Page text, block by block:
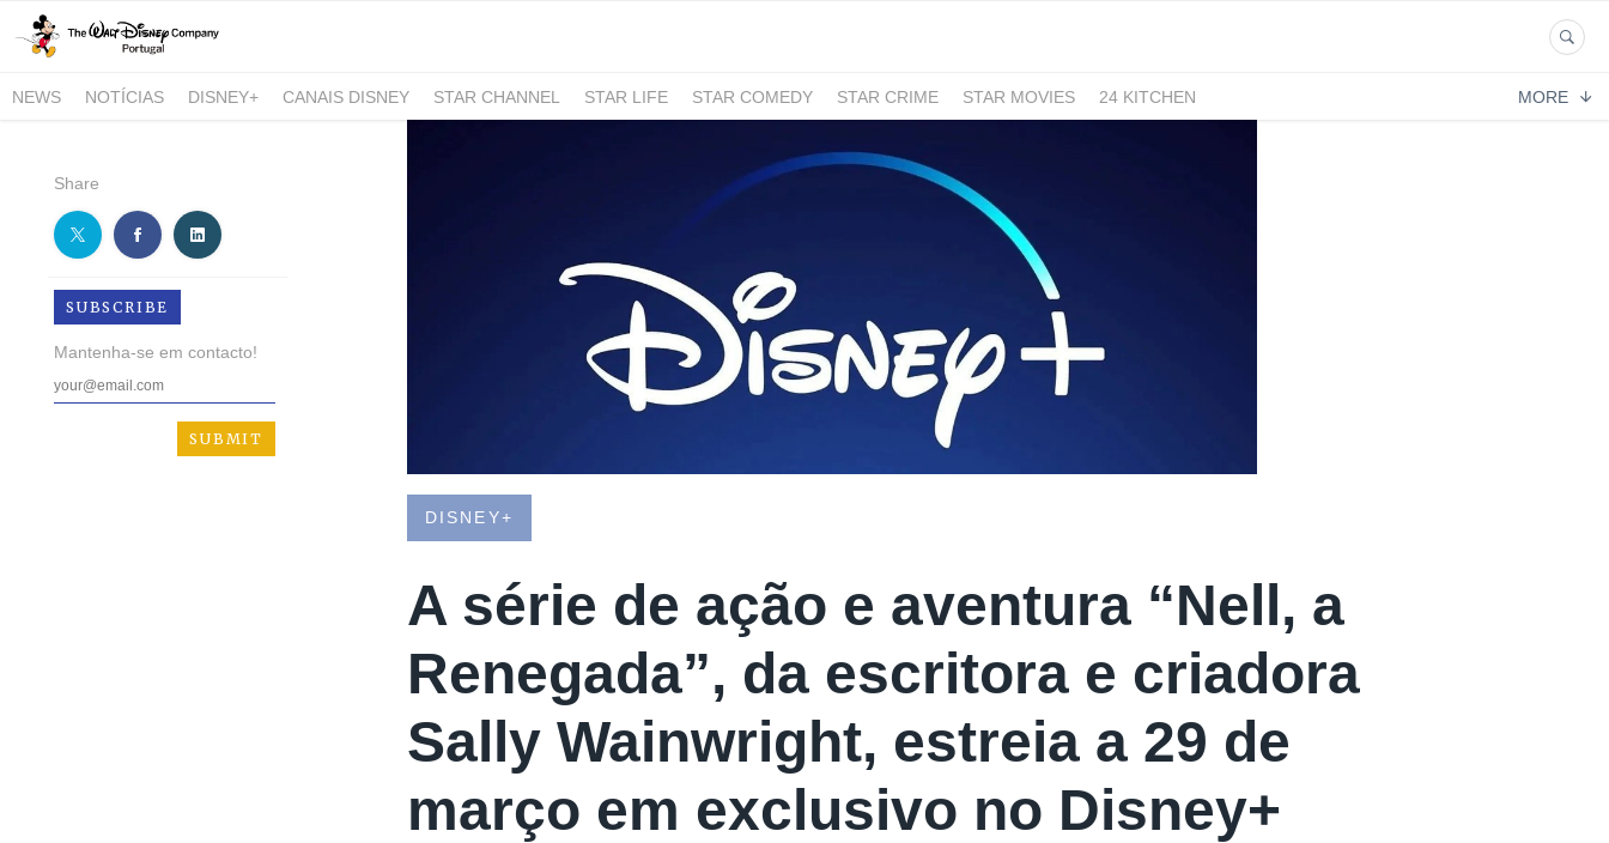
NEWS NOTÍCIAS DISNEY+ CANAIS DISNEY STAR CHANNEL STAR LIFE STAR COMEDY STAR CRIME STAR MOVIES
24 KITCHEN
MORE
Share
SUBSCRIBE
Mantenha-se em contacto!
DISNEY+
A série de ação e aventura “Nell, a
Renegada”, da escritora e criadora
Sally Wainwright, estreia a 29 de
março em exclusivo no Disney+